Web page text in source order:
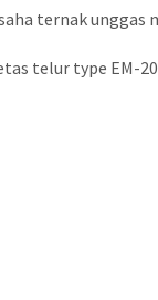
ternak
telur type EM-